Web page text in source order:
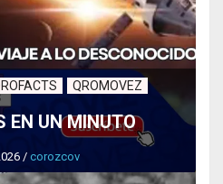
QROMOVEZ
EN UN MINUTO
/ corozcov